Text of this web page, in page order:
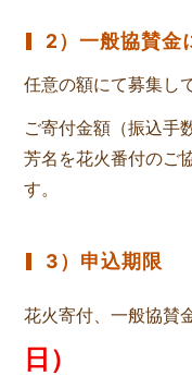
2）一般協賛金
任意の額にて募集し
ご寄付金額（振込手
芳名を花火番付のご
す。
3）申込期限
花火寄付、一般協賛
日）